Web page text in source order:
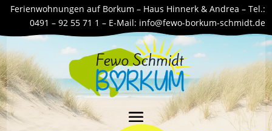
Ferienwohnungen auf Borkum – Haus Hinnerk & Andrea – Tel.:
0491 – 92 55 71 1 – E-Mail: info@fewo-borkum-schmidt.de